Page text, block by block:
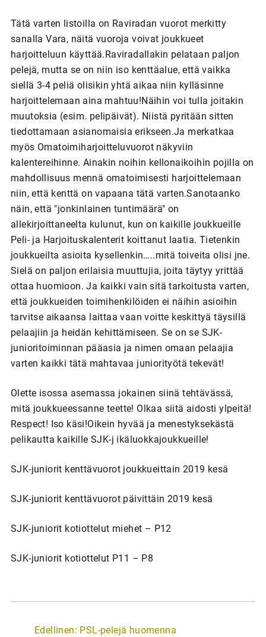
Tätä varten listoilla on Raviradan vuorot merkitty
sanalla Vara, näitä vuoroja voivat joukkueet
harjoitteluun käyttää.Raviradallakin pelataan paljon
pelejä, mutta se on niin iso kenttäalue, että vaikka
siellä 3-4 peliä olisikin yhtä aikaa niin kylläsinne
harjoittelemaan aina mahtuu!Näihin voi tulla joitakin
muutoksia (esim. pelipäivät). Niistä pyritään sitten
tiedottamaan asianomaisia erikseen.Ja merkatkaa
myös Omatoimiharjoitteluvuorot näkyviin
kalentereihinne. Ainakin noihin kellonaikoihin pojilla on
mahdollisuus mennä omatoimisesti harjoittelemaan
niin, että kenttä on vapaana tätä varten.Sanotaanko
näin, että "jonkinlainen tuntimäärä" on
allekirjoittaneelta kulunut, kun on kaikille joukkueille
Peli- ja Harjoituskalenterit koittanut laatia. Tietenkin
joukkueilta asioita kysellenkin…..mitä toiveita olisi jne.
Sielä on paljon erilaisia muuttujia, joita täytyy yrittää
ottaa huomioon. Ja kaikki vain sitä tarkoitusta varten,
että joukkueiden toimihenkilöiden ei näihin asioihin
tarvitse aikaansa laittaa vaan voitte keskittyä täysillä
pelaajiin ja heidän kehittämiseen. Se on se SJK-
junioritoiminnan pääasia ja nimen omaan pelaajia
varten kaikki tätä mahtavaa juniorityötä tekevät!
Olette isossa asemassa jokainen siinä tehtävässä,
mitä joukkueessanne teette! Olkaa siitä aidosti ylpeitä!
Respect! Iso käsi!Oikein hyvää ja menestyksekästä
pelikautta kaikille SJK-j ikäluokkajoukkueille!
SJK-juniorit kenttävuorot joukkueittain 2019 kesä
SJK-juniorit kenttävuorot päivittäin 2019 kesä
SJK-juniorit kotiottelut miehet – P12
SJK-juniorit kotiottelut P11 – P8
A
Edellinen: PSL-pelejä huomenna